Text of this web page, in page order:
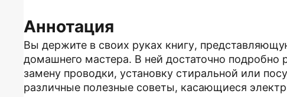
Аннотация
Вы держите в своих руках книгу,
домашнего мастера. В ней достаточно подробно
замену проводки, установку стиральной или
различные полезные советы, касающиеся